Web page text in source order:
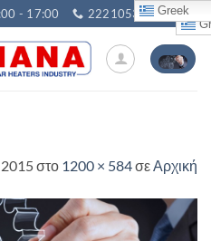
- 17:00 2221053760
2015στο 1200 × 584σεΑρχική
Greek